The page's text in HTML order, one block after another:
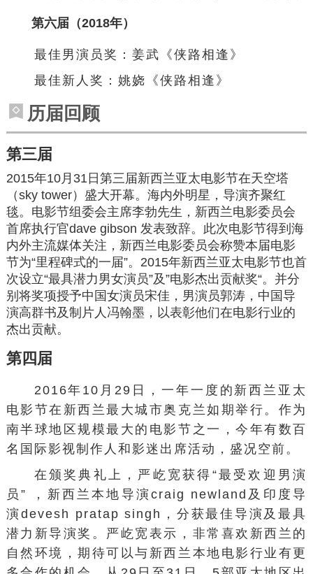
第六届（2018年）
最佳男演员奖：姜武《侠路相逢》
最佳新人奖：姚娆《侠路相逢》
历届回顾
第三届
2015年10月31日第三届新西兰亚太电影节在天空塔
（sky tower）盛大开幕。海内外明星，导演齐聚红
毯。电影节组委会主席李勃先生，新西兰电影委员会
首席执行官dave gibson 发表致辞。此次电影节得到海
内外主流媒体关注，新西兰电影委员会称赞本届电影
节为“里程碑式的一届”。2015年新西兰亚太电影节也首
次设立“最具潜力男女演员”及”电影杰出贡献奖“。并分
别将奖项授予中国女演员宋佳，男演员郭涛，中国导
演高群书及制片人冯翰墨，以表彰他们在电影行业的
杰出贡献。
第四届
2016年10月29日，一年一度的新西兰亚太
电影节在新西兰最大城市奥克兰如期举行。作为
南半球地区规模最大的电影节之一，今年有数百
名国际影视制作人和影迷出席活动，盛况空前。
在颁奖典礼上，严屹宽获得“最受欢迎男演
员” ，新西兰本地导演craig newland及印度导
演devesh pratap singh，分获最佳导演及最具
潜力新导演奖。严屹宽表示，非常喜欢新西兰的
自然环境，期待可以与新西兰本地电影行业有更